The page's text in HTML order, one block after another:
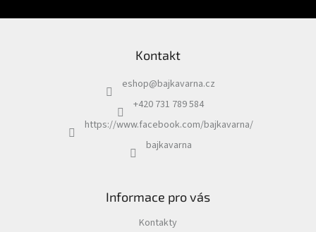
Kontakt
eshop@bajkavarna.cz
+420 731 789 584
https://www.facebook.com/bajkavarna/
bajkavarna
Informace pro vás
Kontakty